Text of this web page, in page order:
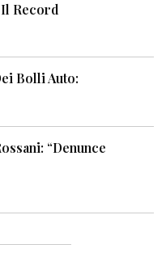
Record
Bolli Auto:
“Denunce